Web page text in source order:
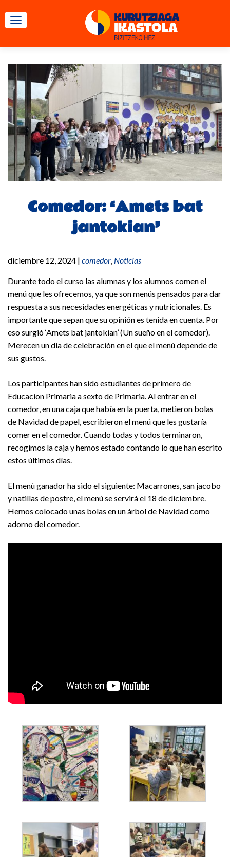
CAMBIAR NAVEGACIÓN
Comedor: ‘Amets bat
jantokian’
diciembre 12, 2024 | comedor, Noticias
Durante todo el curso las alumnas y los alumnos comen el
menú que les ofrecemos, ya que son menús pensados para dar
respuesta a sus necesidades energéticas y nutricionales. Es
importante que sepan que su opinión es tenida en cuenta. Por
eso surgió ‘Amets bat jantokian’ (Un sueño en el comedor).
Merecen un día de celebración en el que el menú depende de
sus gustos.
Los participantes han sido estudiantes de primero de
Educacion Primaria a sexto de Primaria. Al entrar en el
comedor, en una caja que había en la puerta, metieron bolas
de Navidad de papel, escribieron el menú que les gustaría
comer en el comedor. Cuando todas y todos terminaron,
recogimos la caja y hemos estado contando lo que han escrito
estos últimos días.
El menú ganador ha sido el siguiente: Macarrones, san jacobo
y natillas de postre, el menú se servirá el 18 de diciembre.
Hemos colocado unas bolas en un árbol de Navidad como
adorno del comedor.